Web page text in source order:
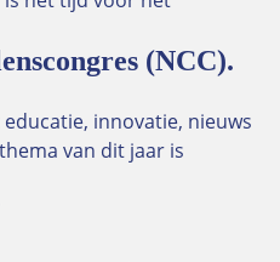
(NCC).
innovatie, nieuws
van dit jaar is